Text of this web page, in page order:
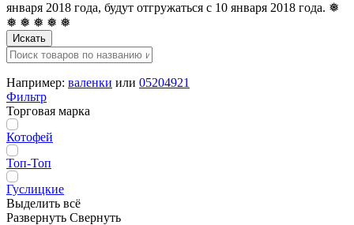
января 2018 года, будут отгружаться с 10 января 2018 года. ❅
❅ ❅ ❅ ❅ ❅
Искать
Например: валенки или 05204921
Фильтр
Торговая марка
Котофей
Топ-Топ
Гуслицкие
Выделить всё
Развернуть Свернуть